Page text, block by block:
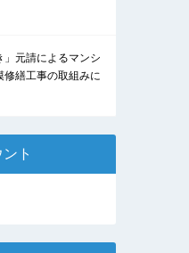
」元請によるマンシ
修繕工事の取組みに
ト